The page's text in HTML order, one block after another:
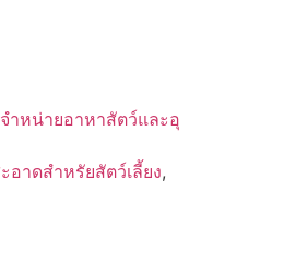
ำหน่ายอาหาสัตว์และอุ
อาดสำหรัยสัตว์เลี้ยง,